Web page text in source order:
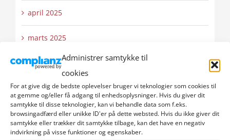
Administrer samtykke til
cookies
For at give dig de bedste oplevelser bruger vi teknologier som cookies til
at gemme og/eller få adgang til enhedsoplysninger. Hvis du giver dit
samtykke til disse teknologier, kan vi behandle data som f.eks.
browsingadfærd eller unikke ID'er på dette websted. Hvis du ikke giver dit
samtykke eller trækker dit samtykke tilbage, kan det have en negativ
indvirkning på visse funktioner og egenskaber.
april 2025
marts 2025
februar 2025
januar 2025
december 2024
november 2024